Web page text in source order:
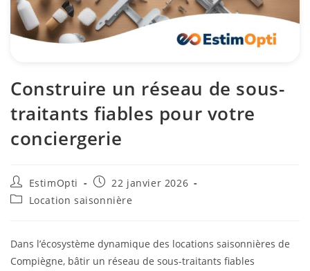
Construire un réseau de sous-
traitants fiables pour votre
conciergerie
EstimOpti
22 janvier 2026
Location saisonnière
Dans l’écosystème dynamique des locations saisonnières de
Compiègne, bâtir un réseau de sous-traitants fiables